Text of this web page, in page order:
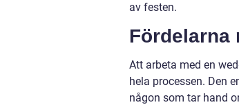
av festen.
Fördelarna
Att arbeta med en
hela processen. Den
någon som tar hand